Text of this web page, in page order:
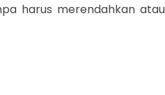
harus merendahkan atau